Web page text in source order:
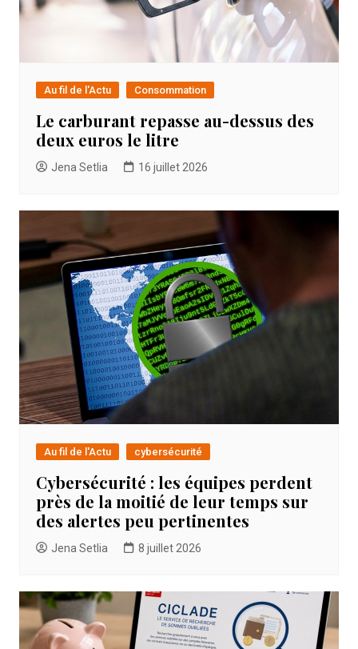
Au fil de l'Actu Consommation
Le carburant repasse au-dessus des
deux euros le litre
Jena Setlia 16 juillet 2026
Au fil de l'Actu cybersécurité
Cybersécurité : les équipes perdent
près de la moitié de leur temps sur
des alertes peu pertinentes
Jena Setlia 8 juillet 2026